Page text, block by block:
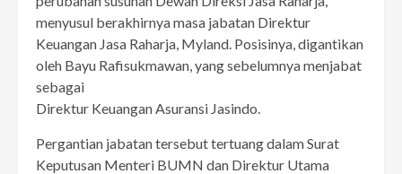
menyusul berakhirnya masa jabatan Direktur
Keuangan Jasa Raharja, Myland. Posisinya, digantikan
oleh Bayu Rafisukmawan, yang sebelumnya menjabat
sebagai
Direktur Keuangan Asuransi Jasindo.
Pergantian jabatan tersebut tertuang dalam Surat
Keputusan Menteri BUMN dan Direktur Utama